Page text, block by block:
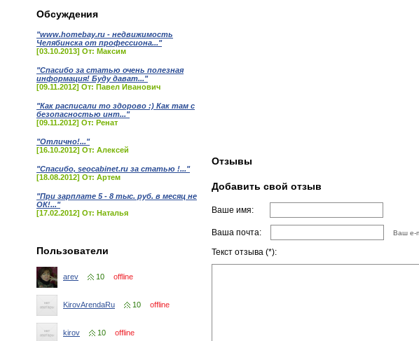
Обсуждения
"www.homebay.ru - недвижимость
Челябинска от профессиона..."
[03.10.2013] От: Максим
"Спасибо за статью очень полезная
информация! Буду дават..."
[09.11.2012] От: Павел Иванович
"Как расписали то здорово :) Как там с
безопасностью инт..."
[09.11.2012] От: Ренат
"Отлично!..."
[16.10.2012] От: Алексей
"Спасибо, seocabinet.ru за статью !..."
[18.08.2012] От: Артем
"При зарплате 5 - 8 тыс. руб. в месяц не
ОК!..."
[17.02.2012] От: Наталья
Пользователи
arev 10 offline
KirovArendaRu 10 offline
kirov 10 offline
Отзывы
Добавить свой отзыв
Ваше имя:
Ваша почта: Ваш e-
Текст отзыва (*):